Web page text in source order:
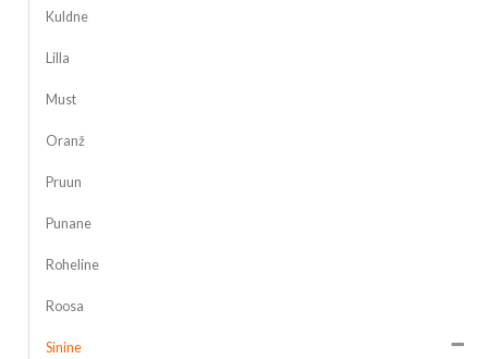
Kuldne
Lilla
Must
Oranž
Pruun
Punane
Roheline
Roosa
Sinine